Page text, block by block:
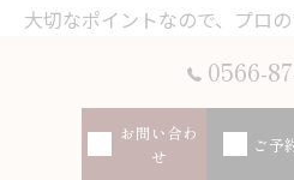
大切なポイントなので、プロ
ナチュラル好きにおすすめの
ナチュラルな仕上がりを求め
0566-
お問い合わ
せ
ご予